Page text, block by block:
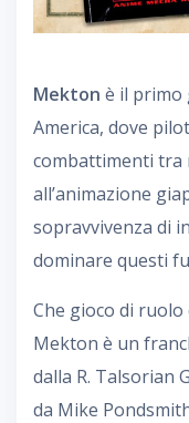
Mekton è il primo
America, dove
combattimenti
all’animazione
sopravvivenza di
dominare questi
Che gioco di ruolo
Mekton è un
dalla R. Talsorian
da Mike